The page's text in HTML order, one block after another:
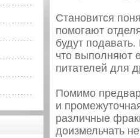
Становится
помогают
будут
что выполняют
питателей для
Помимо
и
различные
доизмельчать